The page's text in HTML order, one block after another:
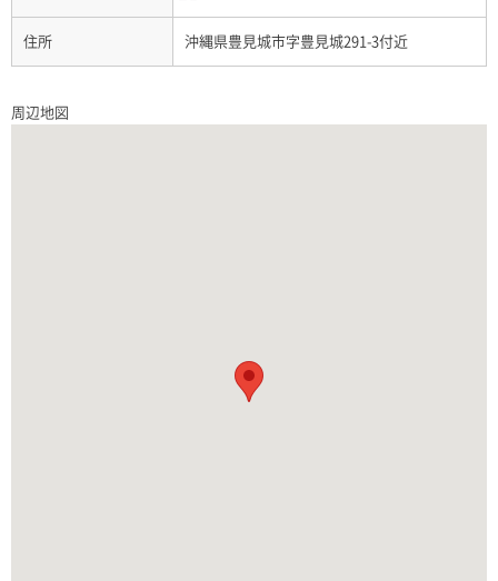
住所 沖縄県豊見城市字豊見城291-3付近
周辺地図